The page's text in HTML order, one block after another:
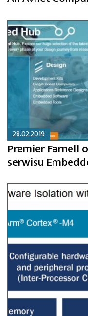
28.02.2019
Premier Farnell
serwisu